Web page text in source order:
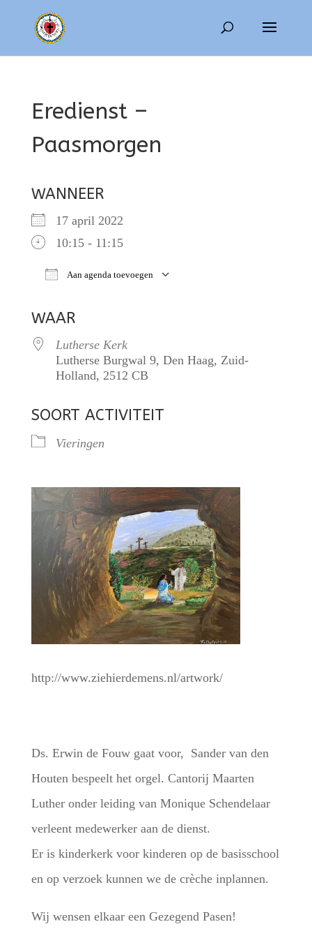
Eredienst –
Paasmorgen
WANNEER
17 april 2022
10:15 - 11:15
Aan agenda toevoegen
WAAR
Lutherse Kerk
Lutherse Burgwal 9, Den Haag, Zuid-
Holland, 2512 CB
SOORT ACTIVITEIT
Vieringen
http://www.ziehierdemens.nl/artwork/
Ds. Erwin de Fouw gaat voor, Sander van den
Houten bespeelt het orgel. Cantorij Maarten
Luther onder leiding van Monique Schendelaar
verleent medewerker aan de dienst.
Er is kinderkerk voor kinderen op de basisschool
en op verzoek kunnen we de crèche inplannen.
Wij wensen elkaar een Gezegend Pasen!